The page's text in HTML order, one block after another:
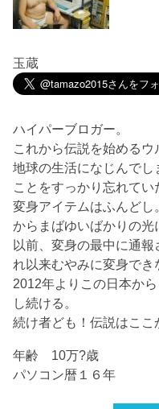
玉蔵
ハイパーブロガー。
これから伝説を始めるウ
地球の生活になじんで
ことをすっかり忘れてい
変身アイテムはふんど
からまばゆいばかりの光
以前、変身の最中に通
れ以来むやみに変身でき
2012年よりこの日本か
し続ける。
続け者ども！伝説はここ
年齢 10万?歳
パソコン暦１６年